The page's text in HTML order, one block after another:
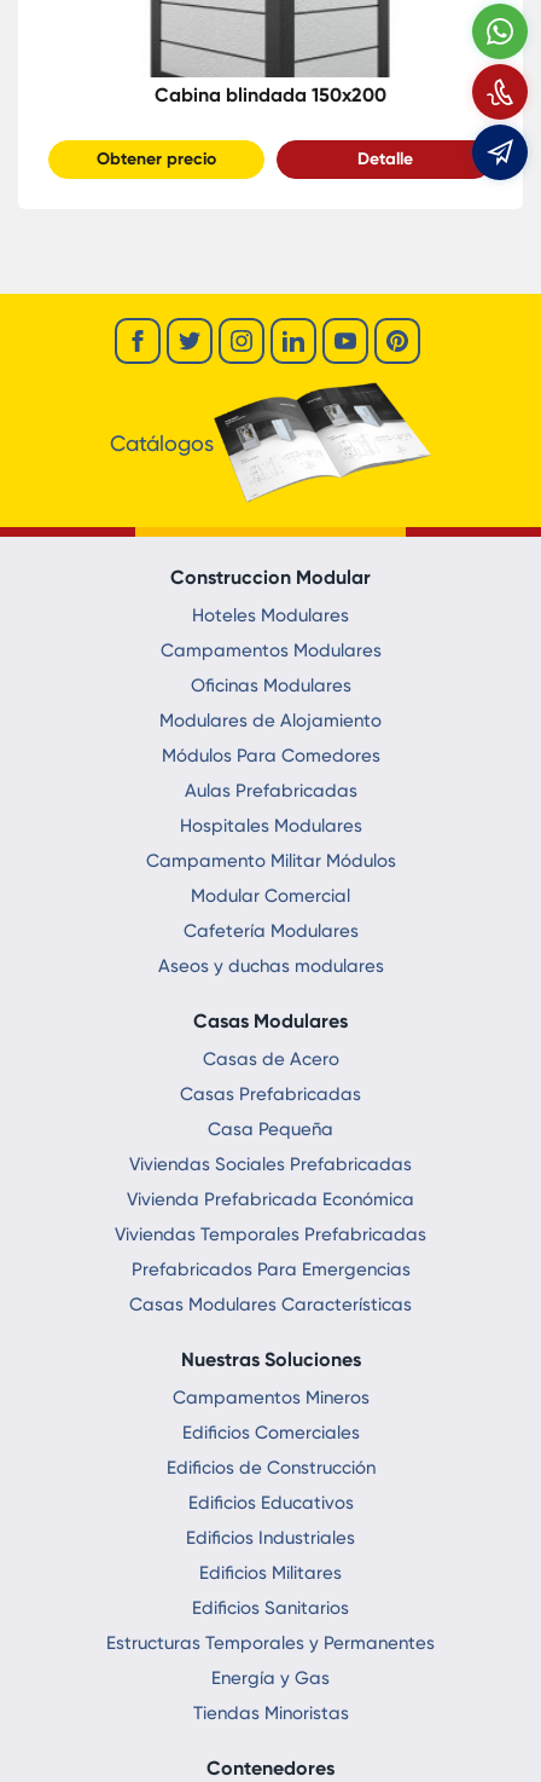
Cabina blindada 150x200
Obtener precio Detalle
Catálogos
Construccion Modular
Hoteles Modulares
Campamentos Modulares
Oficinas Modulares
Modulares de Alojamiento
Módulos Para Comedores
Aulas Prefabricadas
Hospitales Modulares
Campamento Militar Módulos
Modular Comercial
Cafetería Modulares
Aseos y duchas modulares
Casas Modulares
Casas de Acero
Casas Prefabricadas
Casa Pequeña
Viviendas Sociales Prefabricadas
Vivienda Prefabricada Económica
Viviendas Temporales Prefabricadas
Prefabricados Para Emergencias
Casas Modulares Características
Nuestras Soluciones
Campamentos Mineros
Edificios Comerciales
Edificios de Construcción
Edificios Educativos
Edificios Industriales
Edificios Militares
Edificios Sanitarios
Estructuras Temporales y Permanentes
Energía y Gas
Tiendas Minoristas
Contenedores